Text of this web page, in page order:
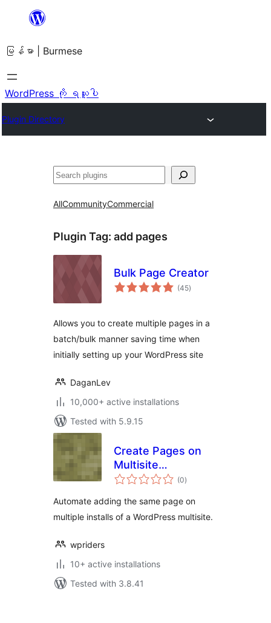
အကြောင်းအရာ
ကျော်သွား
ရန်
မြန်မာ | Burmese
WordPress ကို ရယူပါ
Plugin Directory
ရှာ
AllCommunityCommercial
Plugin Tag: add pages
Bulk Page Creator
(45total
ratings
)
Allows you to create multiple pages in a
batch/bulk manner saving time when
initially setting up your WordPress site
DaganLev
10,000+ active installations
Tested with 5.9.15
Create Pages on
Multisite
WordPress
(0total
ratings
)
Automate adding the same page on
multiple installs of a WordPress multisite.
wpriders
10+ active installations
Tested with 3.8.41